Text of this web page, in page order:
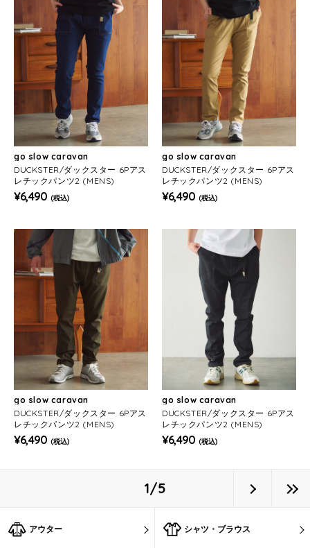
go slow caravan
DUCKSTER/ダックスター 6Pアス
レチックパンツ2 (MENS)
¥6,490 (税込)
go slow caravan
DUCKSTER/ダックスター 6Pアス
レチックパンツ2 (MENS)
¥6,490 (税込)
go slow caravan
DUCKSTER/ダックスター 6Pアス
レチックパンツ2 (MENS)
¥6,490 (税込)
go slow caravan
DUCKSTER/ダックスター 6Pアス
レチックパンツ2 (MENS)
¥6,490 (税込)
1/5
アウター シャツ・ブラウス